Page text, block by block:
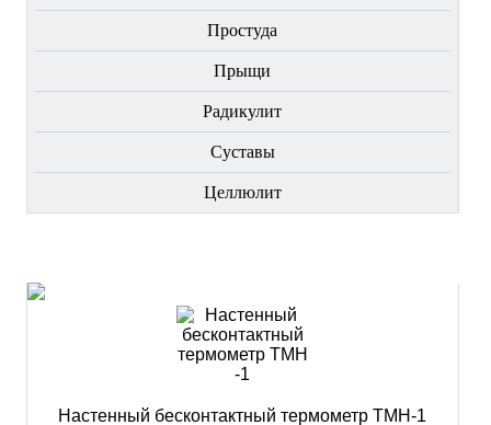
Простуда
Прыщи
Радикулит
Суставы
Целлюлит
Настенный бесконтактный термометр ТМН-1